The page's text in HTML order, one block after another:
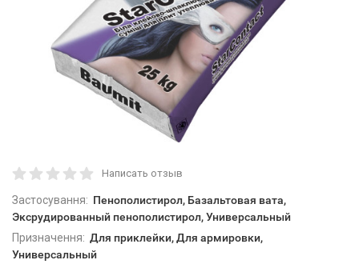
Написать отзыв
Застосування: Пенополистирол, Базальтовая вата,
Эксрудированный пенополистирол, Универсальный
Призначення: Для приклейки, Для армировки,
Универсальный